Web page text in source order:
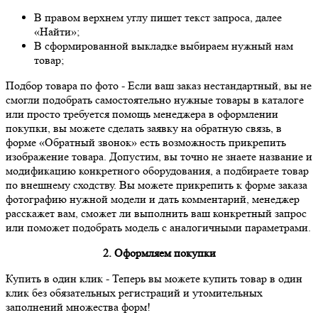
В правом верхнем углу пишет текст запроса, далее
«Найти»;
В сформированной выкладке выбираем нужный нам
товар;
Подбор товара по фото - Если ваш заказ нестандартный, вы не
смогли подобрать самостоятельно нужные товары в каталоге
или просто требуется помощь менеджера в оформлении
покупки, вы можете сделать заявку на обратную связь, в
форме «Обратный звонок» есть возможность прикрепить
изображение товара. Допустим, вы точно не знаете название и
модификацию конкретного оборудования, а подбираете товар
по внешнему сходству. Вы можете прикрепить к форме заказа
фотографию нужной модели и дать комментарий, менеджер
расскажет вам, сможет ли выполнить ваш конкретный запрос
или поможет подобрать модель с аналогичными параметрами.
2. Оформляем покупки
Купить в один клик - Теперь вы можете купить товар в один
клик без обязательных регистраций и утомительных
заполнений множества форм!